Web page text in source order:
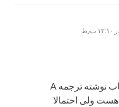
تو صفحه مشخصات کتاب نوشته ترجمه A
Spool of Blue Thread هست ولی احتمالا